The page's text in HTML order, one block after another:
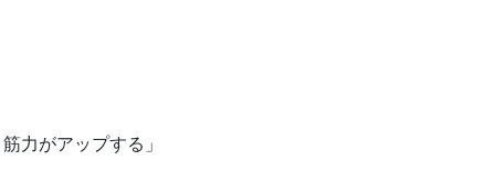
力がアップする」